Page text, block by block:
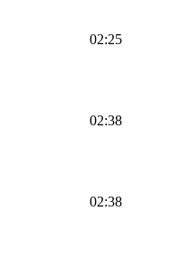
02:25
02:38
02:38